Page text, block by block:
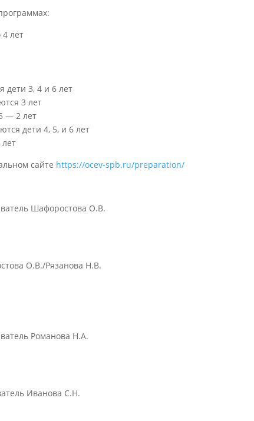
лет
3, 4 и 6 лет
3 лет
— 2 лет
дети 4, 5, и 6 лет
сайте https://ocev-spb.ru/preparation/
Шафоростова О.В.
О.В./Рязанова Н.В.
Романова Н.А.
Иванова С.Н.